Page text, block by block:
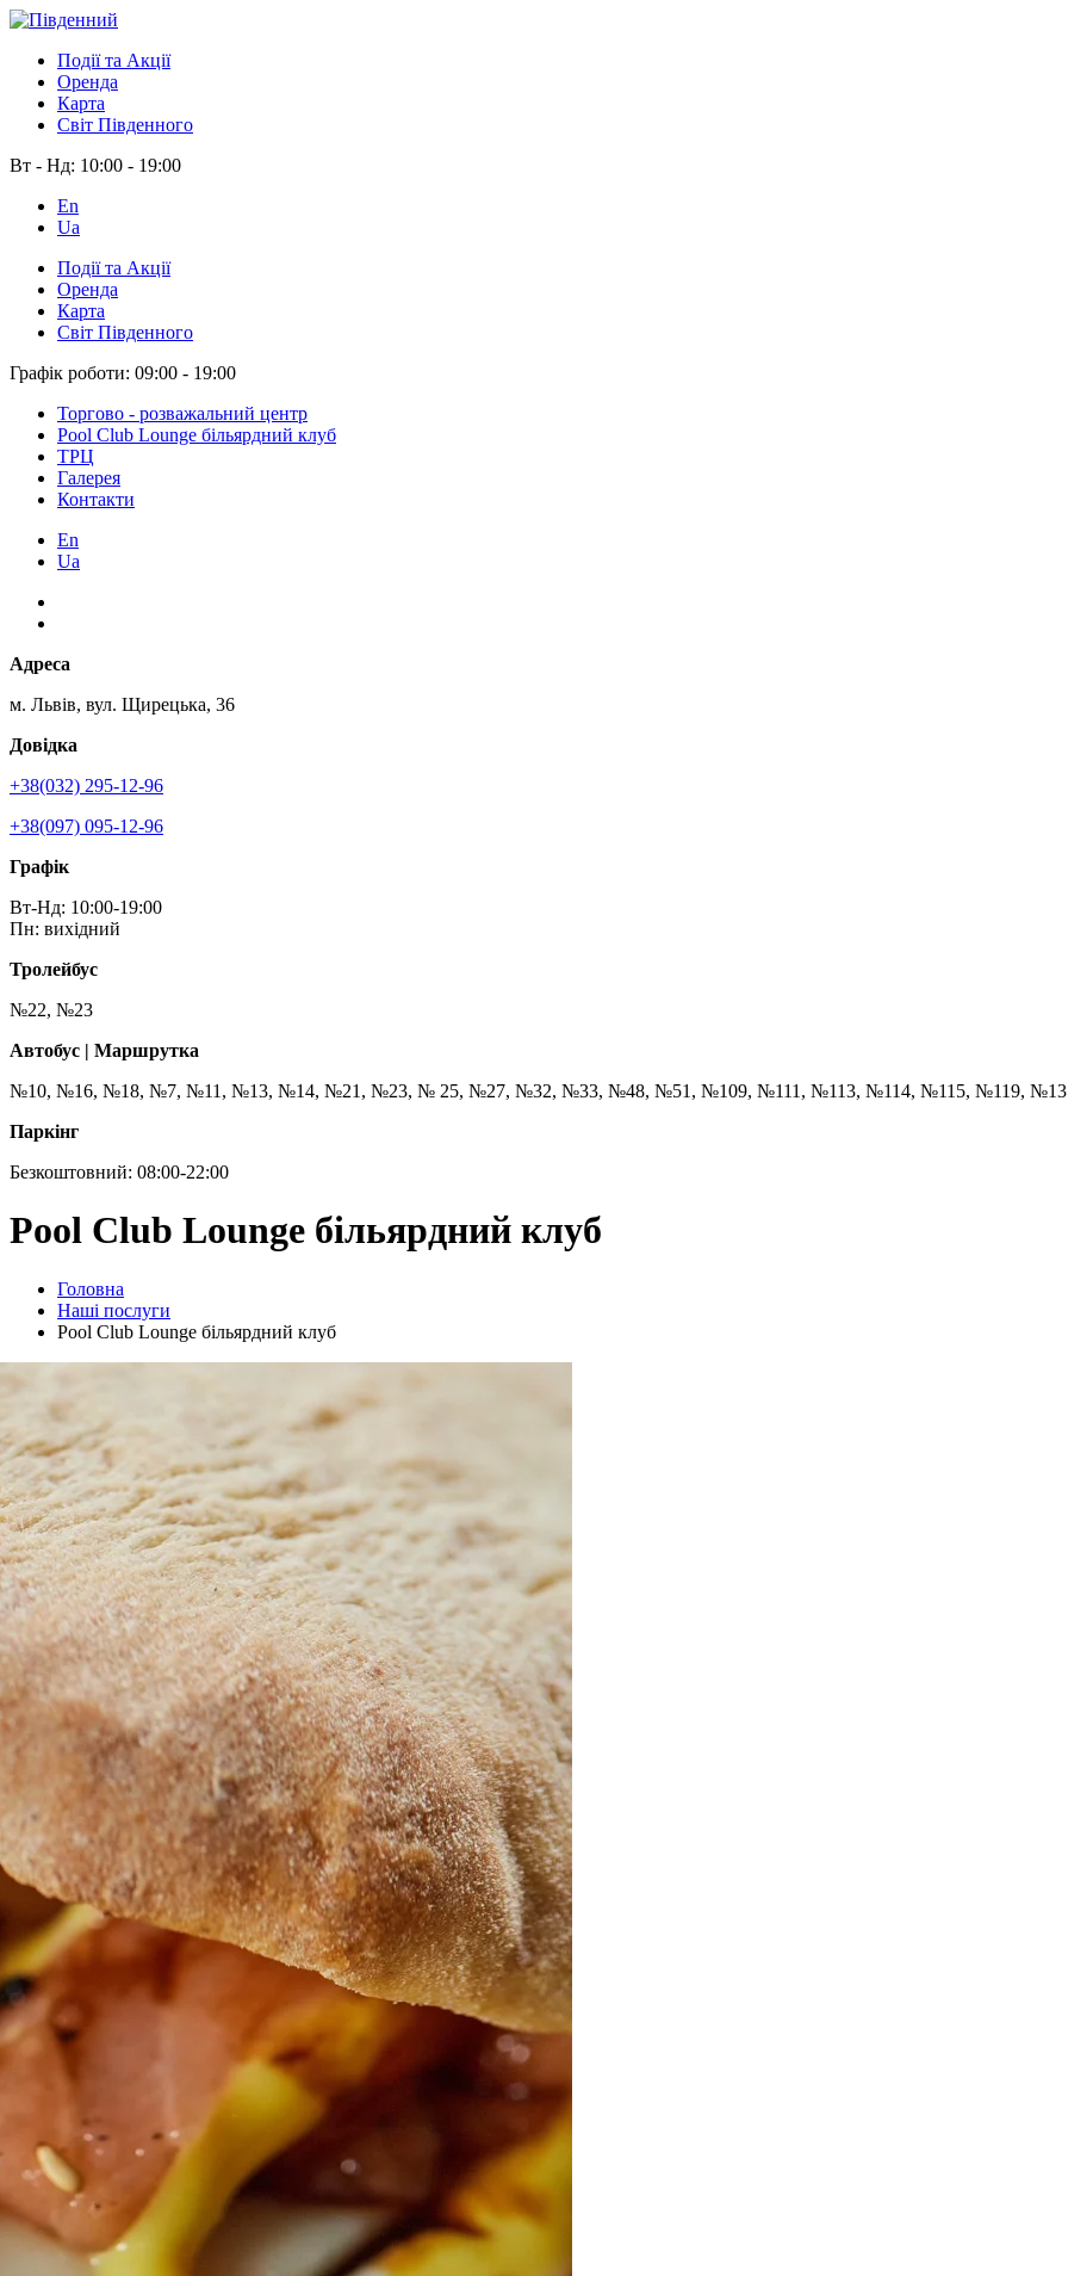
Події та Акції
Оренда
Карта
Світ Південного
Вт - Нд: 10:00 - 19:00
En
Ua
Події та Акції
Оренда
Карта
Світ Південного
Графік роботи: 09:00 - 19:00
Торгово - розважальний центр
Pool Club Lounge більярдний клуб
ТРЦ
Галерея
Контакти
En
Ua
Адреса
м. Львів, вул. Щирецька, 36
Довідка
+38(032) 295-12-96
+38(097) 095-12-96
Графік
Вт-Нд: 10:00-19:00
Пн: вихідний
Тролейбус
№22, №23
Автобус | Маршрутка
№10, №16, №18, №7, №11, №13, №14, №21, №23, № 25, №27, №32, №33, №48, №51, №109, №111, №113, №114, №115, №119,
Паркінг
Безкоштовний: 08:00-22:00
Pool Club Lounge більярдний клуб
Головна
Наші послуги
Pool Club Lounge більярдний клуб